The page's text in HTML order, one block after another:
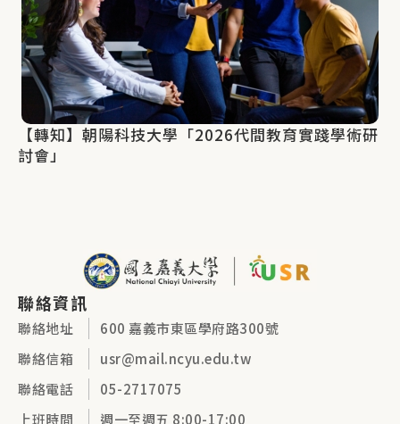
【轉知】朝陽科技大學「2026代間教育實踐學術研
討會」
聯絡資訊
聯絡地址
600 嘉義市東區學府路300號
聯絡信箱
usr@mail.ncyu.edu.tw
聯絡電話
05-2717075
上班時間
週一至週五 8:00-17:00